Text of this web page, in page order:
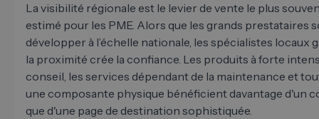
La visibilité régionale est le levier de vente le plus
estimé pour les PME. Alors que les grands prestataires
développer à l’échelle nationale, les spécialistes locaux
la proximité crée la confiance. Les produits à forte
conseil, les services dépendant de la maintenance et
une composante physique bénéficient davantage d'un
que d'une page de destination sophistiquée.